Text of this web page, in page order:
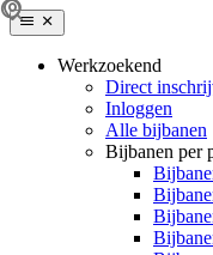
Werkzoekend
Direct
Inloggen
Alle bijbanen
Bijbanen per